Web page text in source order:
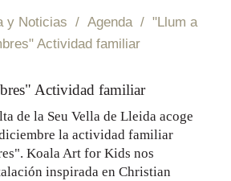
y Noticias / Agenda / "Llum a
Actividad familiar
Actividad familiar
de la Seu Vella de Lleida acoge
la actividad familiar
Koala Art for Kids nos
inspirada en Christian